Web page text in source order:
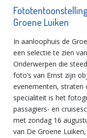
Groene Luiken
In aanloophuis de
een selectie te zien
Onderwerpen die
foto’s van Ernst zijn
evenementen, straten
specialiteit is het
passagiers- en
met zondag 16
van De Groene